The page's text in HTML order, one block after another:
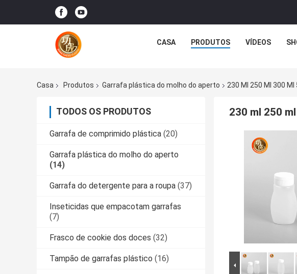
CASA PRODUTOS VÍDEOS
Casa Produtos Garrafa plástica do molho do aperto 230 Ml 250 Ml 300
TODOS OS PRODUTOS
Garrafa de comprimido plástica (20)
Garrafa plástica do molho do aperto
(14)
Garrafa do detergente para a roupa (37)
Inseticidas que empacotam garrafas
(7)
Frasco de cookie dos doces (32)
Tampão de garrafas plástico (16)
230 ml 250